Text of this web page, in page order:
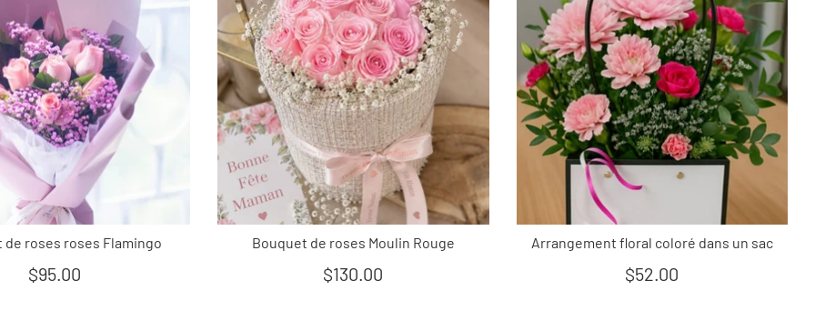
de roses roses Flamingo
$95.00
Bouquet de roses Moulin Rouge
$130.00
Arrangement floral coloré dans un sac
$52.00